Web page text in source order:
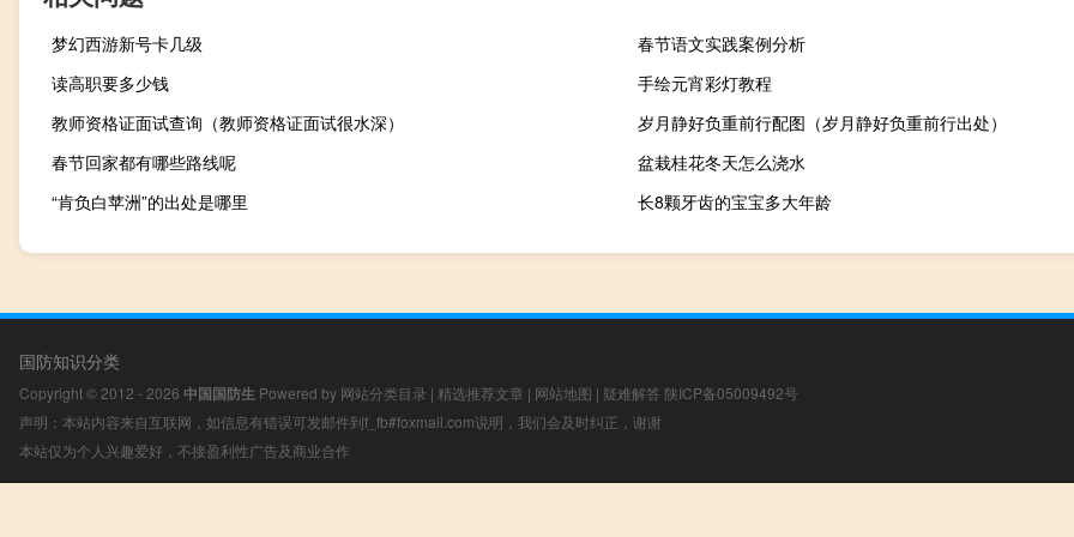
梦幻西游新号卡几级
春节语文实践案例分析
读高职要多少钱
手绘元宵彩灯教程
教师资格证面试查询（教师资格证面试很水深）
岁月静好负重前行配图（岁月静好负重前行出处）
春节回家都有哪些路线呢
盆栽桂花冬天怎么浇水
“肯负白苹洲”的出处是哪里
长8颗牙齿的宝宝多大年龄
国防知识分类
Copyright © 2012 - 2026 中国国防生 Powered by 网站分类目录 | 精选推荐文章 | 网站地图 | 疑难解答 陕ICP备05009492号
声明：本站内容来自互联网，如信息有错误可发邮件到f_fb#foxmail.com说明，我们会及时纠正，谢谢
本站仅为个人兴趣爱好，不接盈利性广告及商业合作